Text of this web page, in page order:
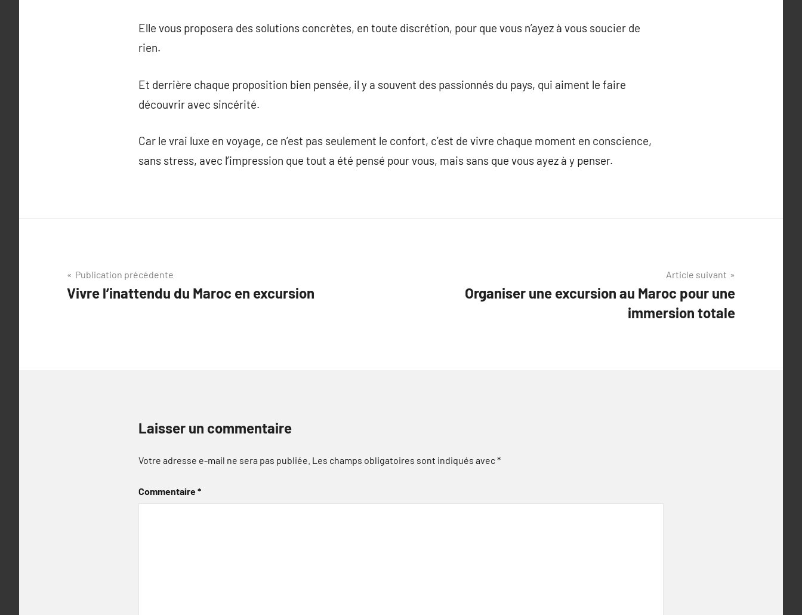
Elle vous proposera des solutions concrètes, en toute discrétion, pour que vous n’ayez à vous soucier de
rien.
Et derrière chaque proposition bien pensée, il y a souvent des passionnés du pays, qui aiment le faire
découvrir avec sincérité.
Car le vrai luxe en voyage, ce n’est pas seulement le confort, c’est de vivre chaque moment en conscience,
sans stress, avec l’impression que tout a été pensé pour vous, mais sans que vous ayez à y penser.
Navigation
de
Publication précédente
Vivre l’inattendu du Maroc en excursion
Article suivant
Organiser une excursion au Maroc pour une
immersion totale
Laisser un commentaire
Votre adresse e-mail ne sera pas publiée. Les champs obligatoires sont indiqués avec*
Commentaire*